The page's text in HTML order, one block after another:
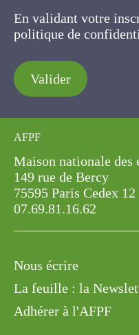
En validant votre
politique de
Valider
AFPF
Maison nationale des
149 rue de Bercy
75595 Paris Cedex 12
07.69.81.16.62
Nous écrire
La feuille : la
Adhérer à l'AFPF